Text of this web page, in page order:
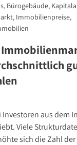
Bürogebäude,
Immobilienpreise,
Investoren aus dem
Viele
sich die Zahl der